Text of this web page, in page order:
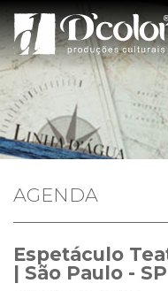
AGENDA
Espetáculo
| São Paulo - SP